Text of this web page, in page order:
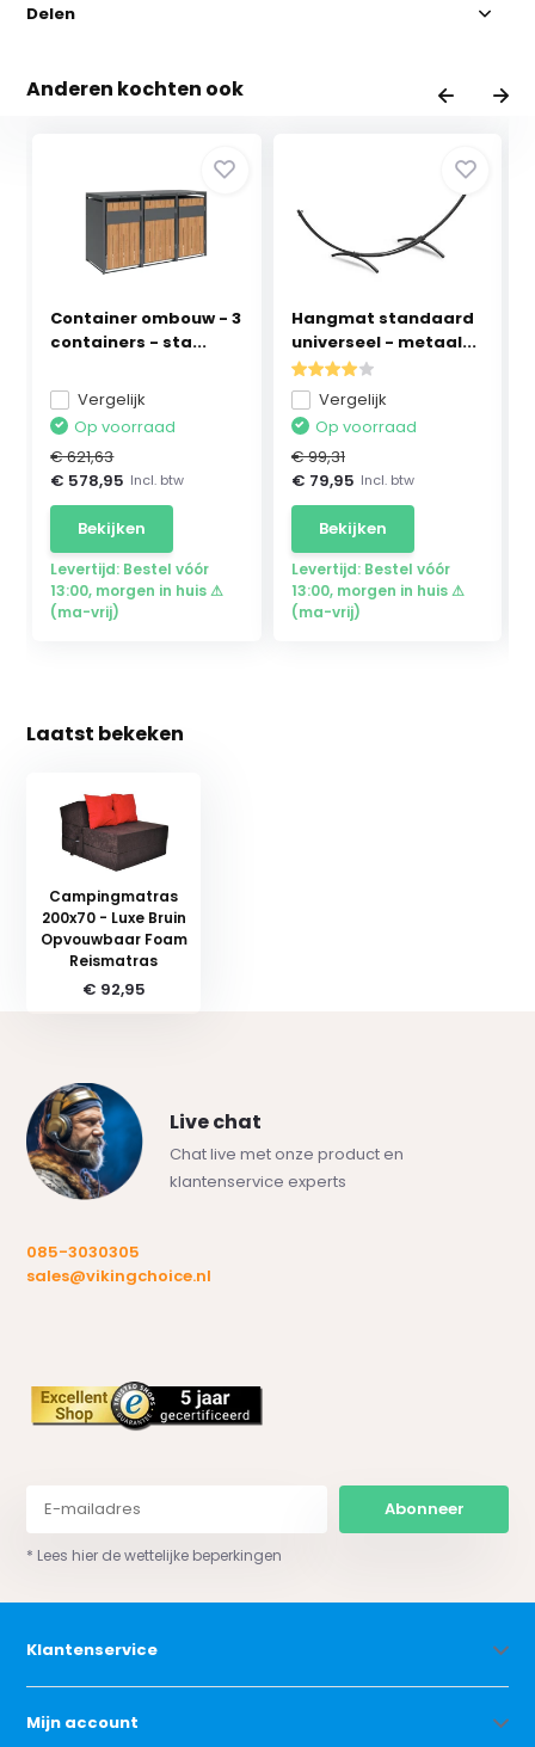
Delen
Anderen kochten ook
Container ombouw - 3
containers - sta...
Vergelijk
Op voorraad
€ 621,63
€ 578,95 Incl. btw
Bekijken
Levertijd: Bestel vóór
13:00, morgen in huis ⚠
(ma-vrij)
Hangmat standaard
universeel - metaal...
Vergelijk
Op voorraad
€ 99,31
€ 79,95 Incl. btw
Bekijken
Levertijd: Bestel vóór
13:00, morgen in huis ⚠
(ma-vrij)
Laatst bekeken
Campingmatras
200x70 - Luxe Bruin
Opvouwbaar Foam
Reismatras
€ 92,95
Live chat
Chat live met onze product en
klantenservice experts
085-3030305
sales@vikingchoice.nl
Abonneer
* Lees hier de wettelijke beperkingen
Klantenservice
Mijn account